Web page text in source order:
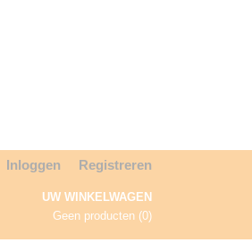
Inloggen Registreren
UW WINKELWAGEN
Geen producten (0)